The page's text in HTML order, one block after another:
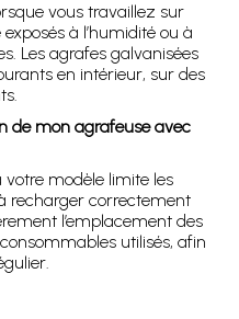
vous travaillez sur
à l’humidité ou à
Les agrafes galvanisées
en intérieur, sur des
de mon agrafeuse avec
votre modèle limite les
recharger correctement
l’emplacement des
utilisés, afin